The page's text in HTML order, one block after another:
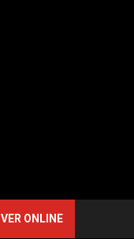
VER ONLINE